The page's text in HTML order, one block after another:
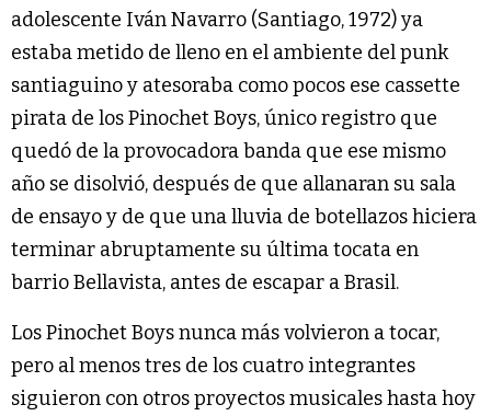
adolescente Iván Navarro (Santiago, 1972) ya
estaba metido de lleno en el ambiente del punk
santiaguino y atesoraba como pocos ese cassette
pirata de los Pinochet Boys, único registro que
quedó de la provocadora banda que ese mismo
año se disolvió, después de que allanaran su sala
de ensayo y de que una lluvia de botellazos hiciera
terminar abruptamente su última tocata en
barrio Bellavista, antes de escapar a Brasil.
Los Pinochet Boys nunca más volvieron a tocar,
pero al menos tres de los cuatro integrantes
siguieron con otros proyectos musicales hasta hoy